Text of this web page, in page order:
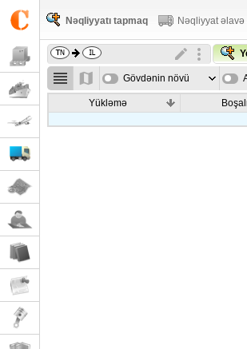
Nəqliyyatı tapmaq Nəqliyyat əlavə
Gövdənin növü
Yükləmə